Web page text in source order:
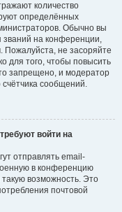
количество
определённых
Обычно вы
на конференции,
Пожалуйста, не засоряйте
для того, чтобы повысить
запрещено, и модератор
сообщений.
войти на
отправлять email-
в конференцию
возможность. Это
почтовой